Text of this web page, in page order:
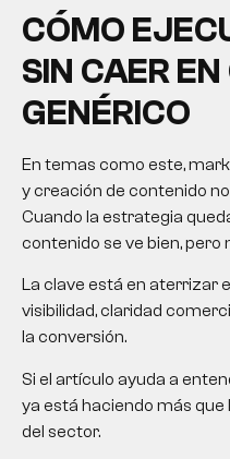
CÓMO
SIN CAER
GENÉRICO
En temas como este,
y creación de contenido
Cuando la estrategia
contenido se ve bien, pero
La clave está en aterrizar
visibilidad, claridad
la conversión.
Si el artículo ayuda a
ya está haciendo más
del sector.